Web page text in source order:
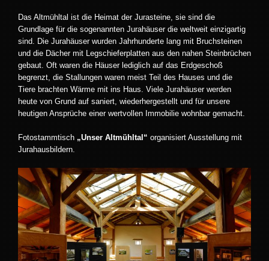
Das Altmühltal ist die Heimat der Jurasteine, sie sind die
Grundlage für die sogenannten Jurahäuser die weltweit einzigartig
sind. Die Jurahäuser wurden Jahrhunderte lang mit Bruchsteinen
und die Dächer mit Legschieferplatten aus den nahen Steinbrüchen
gebaut. Oft waren die Häuser lediglich auf das Erdgeschoß
begrenzt, die Stallungen waren meist Teil des Hauses und die
Tiere brachten Wärme mit ins Haus. Viele Jurahäuser werden
heute von Grund auf saniert, wiederhergestellt und für unsere
heutigen Ansprüche einer wertvollen Immobilie wohnbar gemacht.
Fotostammtisch „Unser Altmühltal“ organisiert Ausstellung mit
Jurahausbildern.